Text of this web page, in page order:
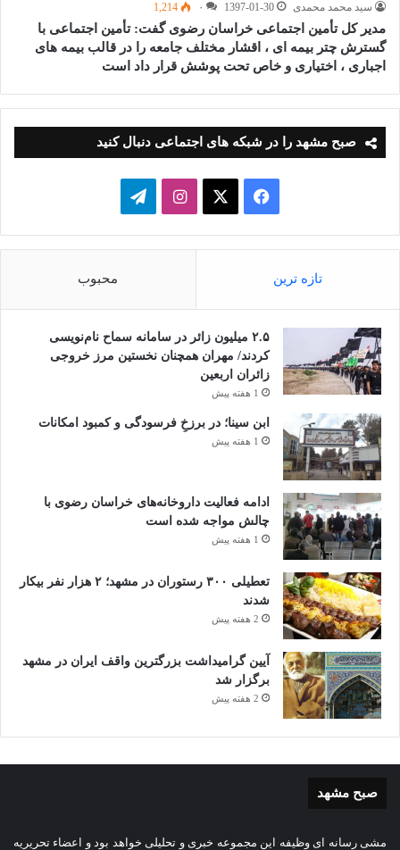
سید محمد محمدی 1397-01-30 ۰ 1,214
مدیر کل تأمین اجتماعی خراسان رضوی گفت: تأمین اجتماعی با
گسترش چتر بیمه ای ، اقشار مختلف جامعه را در قالب بیمه های
اجباری ، اختیاری و خاص تحت پوشش قرار داد است
صبح مشهد را در شبکه های اجتماعی دنبال کنید
فیسبوک ایکساینستاگرامتلگرام
تازه ترین محبوب
۲.۵ میلیون زائر در سامانه سماح نام‌نویسی
کردند/ مهران همچنان نخستین مرز خروجی
زائران اربعین
1 هفته پیش
ابن سینا؛ در برزخِ فرسودگی و کمبود امکانات
1 هفته پیش
ادامه فعالیت داروخانه‌های خراسان رضوی با
چالش مواجه شده است
1 هفته پیش
تعطیلی ۳۰۰ رستوران در مشهد؛ ۲ هزار نفر بیکار
شدند
2 هفته پیش
آیین گرامیداشت بزرگترین واقف ایران در مشهد
برگزار شد
2 هفته پیش
صبح مشهد
مشی رسانه ای وظیفه این مجموعه خبری و تحلیلی خواهد بود و اعضاء تحریریه